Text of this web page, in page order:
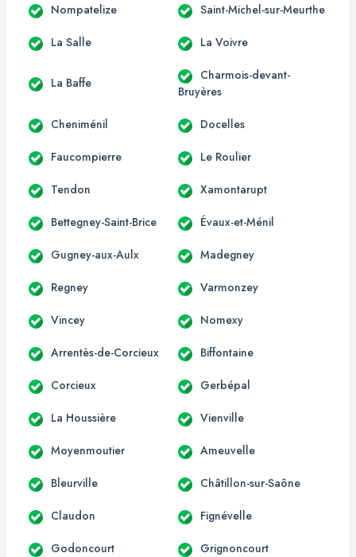
Nompatelize Saint-Michel-sur-Meurthe
La Salle La Voivre
La Baffe
Charmois-devant-
Bruyères
Cheniménil Docelles
Faucompierre Le Roulier
Tendon Xamontarupt
Bettegney-Saint-Brice Évaux-et-Ménil
Gugney-aux-Aulx Madegney
Regney Varmonzey
Vincey Nomexy
Arrentès-de-Corcieux Biffontaine
Corcieux Gerbépal
La Houssière Vienville
Moyenmoutier Ameuvelle
Bleurville Châtillon-sur-Saône
Claudon Fignévelle
Godoncourt Grignoncourt